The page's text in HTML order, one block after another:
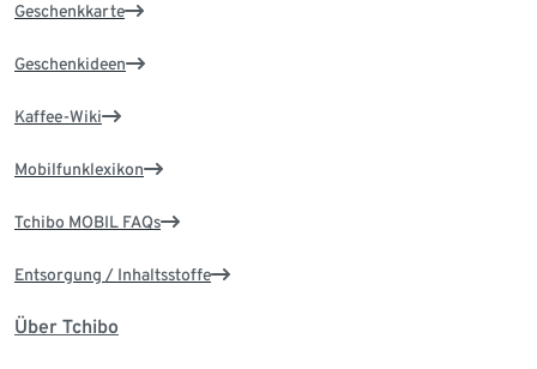
Geschenkkarte
Geschenkideen
Kaffee-Wiki
Mobilfunklexikon
Tchibo MOBIL FAQs
Entsorgung / Inhaltsstoffe
Über Tchibo